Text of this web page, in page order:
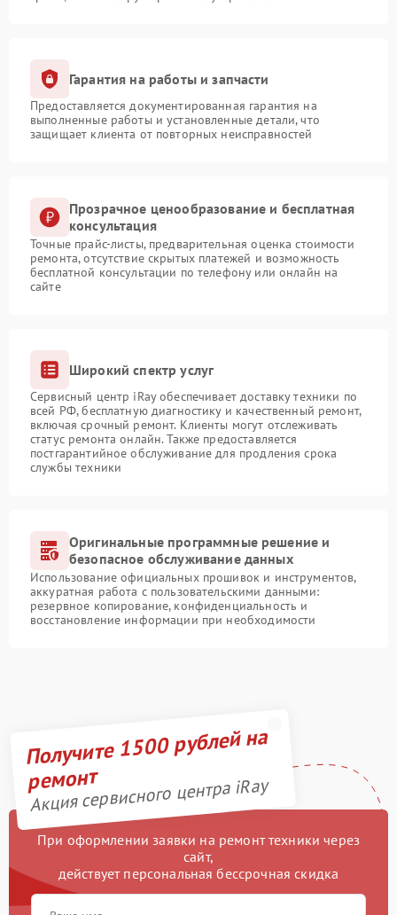
Гарантия на работы и запчасти
Предоставляется документированная гарантия на
выполненные работы и установленные детали, что
защищает клиента от повторных неисправностей
Прозрачное ценообразование и бесплатная
консультация
Точные прайс-листы, предварительная оценка стоимости
ремонта, отсутствие скрытых платежей и возможность
бесплатной консультации по телефону или онлайн на
сайте
Широкий спектр услуг
Сервисный центр iRay обеспечивает доставку техники по
всей РФ, бесплатную диагностику и качественный ремонт,
включая срочный ремонт. Клиенты могут отслеживать
статус ремонта онлайн. Также предоставляется
постгарантийное обслуживание для продления срока
службы техники
Оригинальные программные решение и
безопасное обслуживание данных
Использование официальных прошивок и инструментов,
аккуратная работа с пользовательскими данными:
резервное копирование, конфиденциальность и
восстановление информации при необходимости
Получите 1500 рублей на
ремонт
Акция сервисного центра iRay
При оформлении заявки на ремонт техники через
сайт,
действует персональная бессрочная скидка